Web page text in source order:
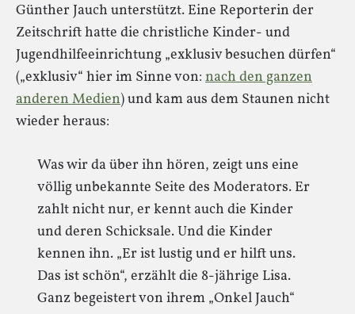
Günther Jauch unterstützt. Eine Reporterin der
Zeitschrift hatte die christliche Kinder- und
Jugendhilfeeinrichtung „exklusiv besuchen dürfen“
(„exklusiv“ hier im Sinne von: nach den ganzen
anderen Medien) und kam aus dem Staunen nicht
wieder heraus:
Was wir da über ihn hören, zeigt uns eine
völlig unbekannte Seite des Moderators. Er
zahlt nicht nur, er kennt auch die Kinder
und deren Schicksale. Und die Kinder
kennen ihn. „Er ist lustig und er hilft uns.
Das ist schön“, erzählt die 8-jährige Lisa.
Ganz begeistert von ihrem „Onkel Jauch“